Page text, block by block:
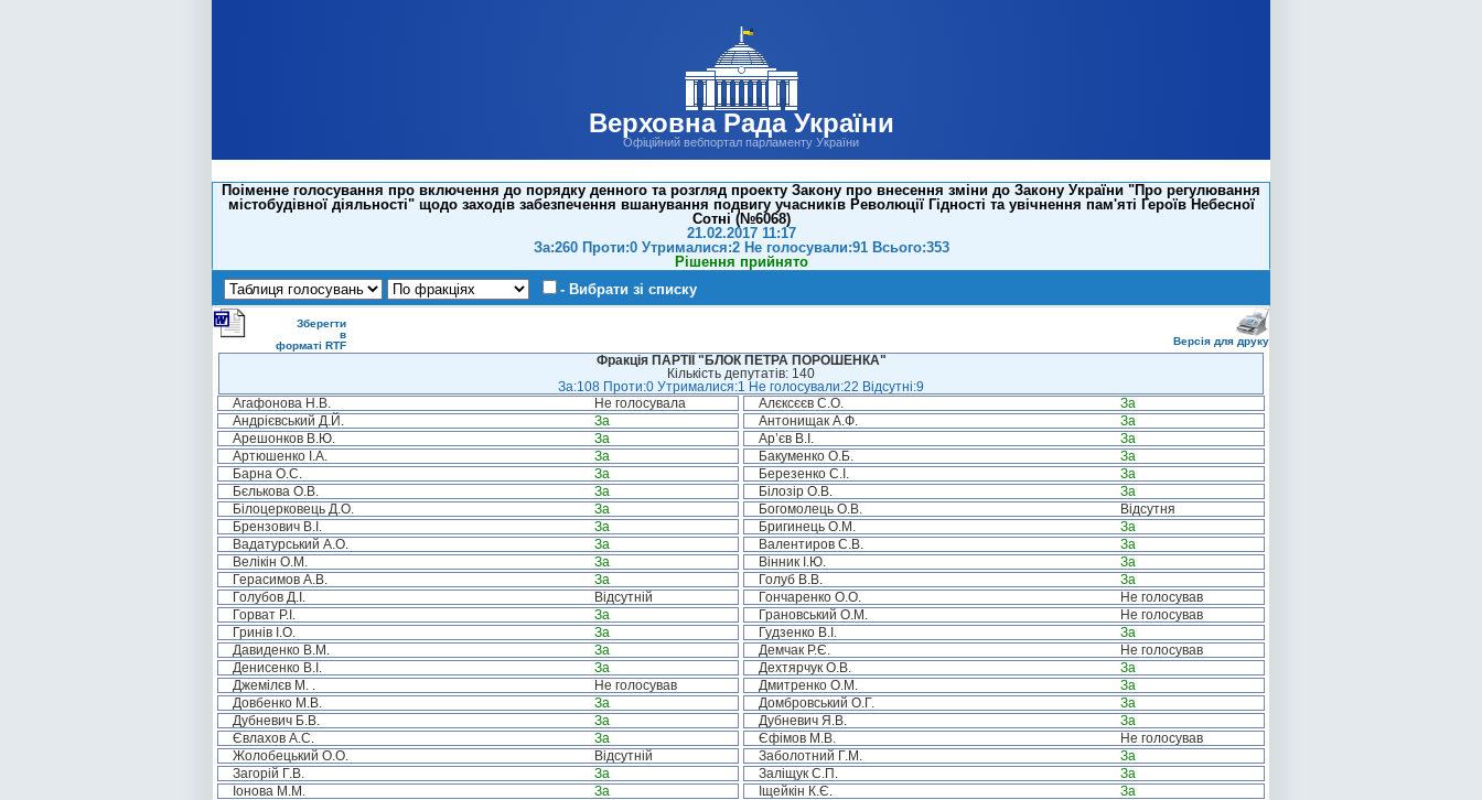
Верховна Рада України
Офіційний вебпортал парламенту України
Поіменне голосування про включення до порядку денного та розгляд проекту Закону про внесення зміни до Закону України "Про регулювання
містобудівної діяльності" щодо заходів забезпечення вшанування подвигу учасників Революції Гідності та увічнення пам'яті Героїв Небесної
Сотні (№6068)
21.02.2017 11:17
За:260 Проти:0 Утрималися:2 Не голосували:91 Всього:353
Рішення прийнято
- Вибрати зі списку
Зберегти
в
форматі RTF
Версія для друку
Фракція ПАРТІЇ "БЛОК ПЕТРА ПОРОШЕНКА"
Кількість депутатів: 140
За:108 Проти:0 Утрималися:1 Не голосували:22 Відсутні:9
Агафонова Н.В.
Не голосувала Алєксєєв С.О.
За
Андрієвський Д.Й.
За Антонищак А.Ф.
За
Арешонков В.Ю.
За Ар’єв В.І.
За
Артюшенко І.А.
За Бакуменко О.Б.
За
Барна О.С.
За Березенко С.І.
За
Бєлькова О.В.
За Білозір О.В.
За
Білоцерковець Д.О.
За Богомолець О.В.
Відсутня
Брензович В.І.
За Бригинець О.М.
За
Вадатурський А.О.
За Валентиров С.В.
За
Велікін О.М.
За Вінник І.Ю.
За
Герасимов А.В.
За Голуб В.В.
За
Голубов Д.І.
Відсутній Гончаренко О.О.
Не голосував
Горват Р.І.
За Грановський О.М.
Не голосував
Гринів І.О.
За Гудзенко В.І.
За
Давиденко В.М.
За Демчак Р.Є.
Не голосував
Денисенко В.І.
За Дехтярчук О.В.
За
Джемілєв М. .
Не голосував Дмитренко О.М.
За
Довбенко М.В.
За Домбровський О.Г.
За
Дубневич Б.В.
За Дубневич Я.В.
За
Євлахов А.С.
За Єфімов М.В.
Не голосував
Жолобецький О.О.
Відсутній Заболотний Г.М.
За
Загорій Г.В.
За Заліщук С.П.
За
Іонова М.М.
За Іщейкін К.Є.
За